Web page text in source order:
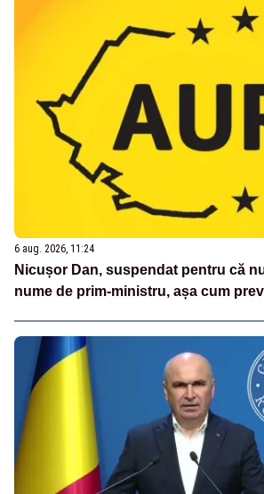
6 aug. 2026, 11:24
Nicușor Dan, suspendat pentru că
nume de prim-ministru, așa cum